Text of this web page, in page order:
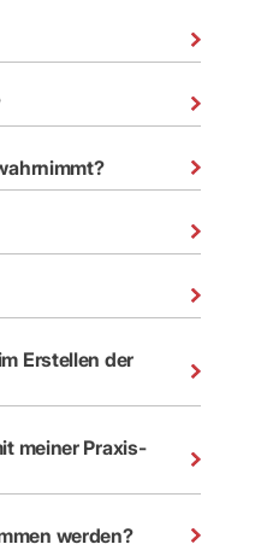
Erstellen der
meiner Praxis-
werden?